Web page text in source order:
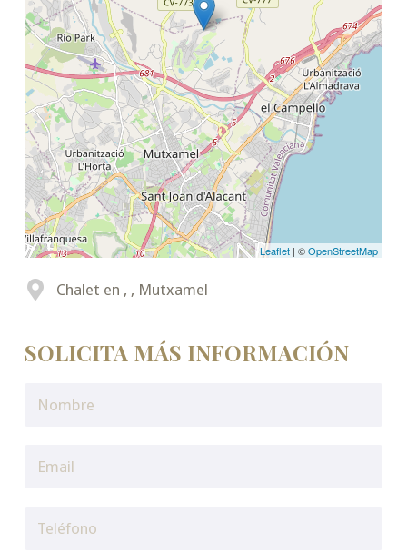
Leaflet | ©OpenStreetMap
Chalet en , , Mutxamel
SOLICITA MÁS INFORMACIÓN